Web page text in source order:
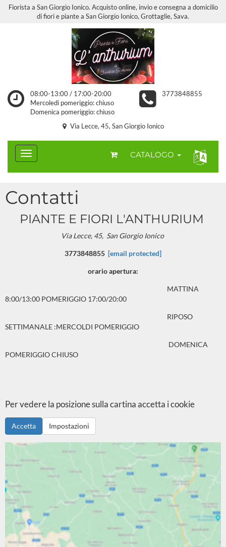
Fiorista a San Giorgio Ionico. Acquisto online, invio e consegna a domicilio
di fiori e piante a San Giorgio Ionico, Grottaglie, Sava.
08:00-13:00 / 17:00-20:00
Mercoledì pomeriggio: chiuso
Domenica pomeriggio: chiuso
3773848855
Via Lecce, 45, San Giorgio Ionico
CATALOGO
Contatti
PIANTE E FIORI L'ANTHURIUM
Via Lecce, 45, San Giorgio Ionico
3773848855 [email protected]
orario apertura:
MATTINA
8:00/13:00 POMERIGGIO 17:00/20:00
RIPOSO
SETTIMANALE :MERCOLDI POMERIGGIO
DOMENICA
POMERIGGIO CHIUSO
Per vedere la posizione sulla cartina accetta i cookie
Accetta Impostazioni